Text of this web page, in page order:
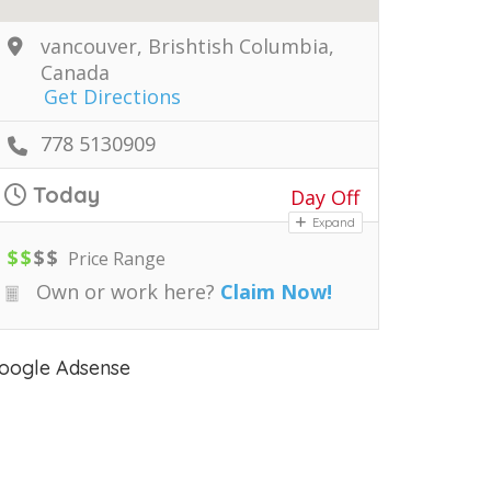
vancouver, Brishtish Columbia,
Canada
Get Directions
778 5130909
Today Day Off
Expand
$$$$ Price Range
Own or work here? Claim Now!
Adsense